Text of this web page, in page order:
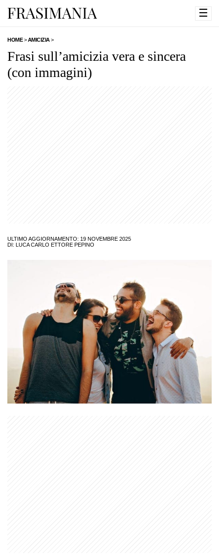
☰
HOME>AMICIZIA>
Frasi sull’amicizia vera e sincera
(con immagini)
ULTIMO AGGIORNAMENTO: 19 NOVEMBRE 2025
DI: LUCA CARLO ETTORE PEPINO